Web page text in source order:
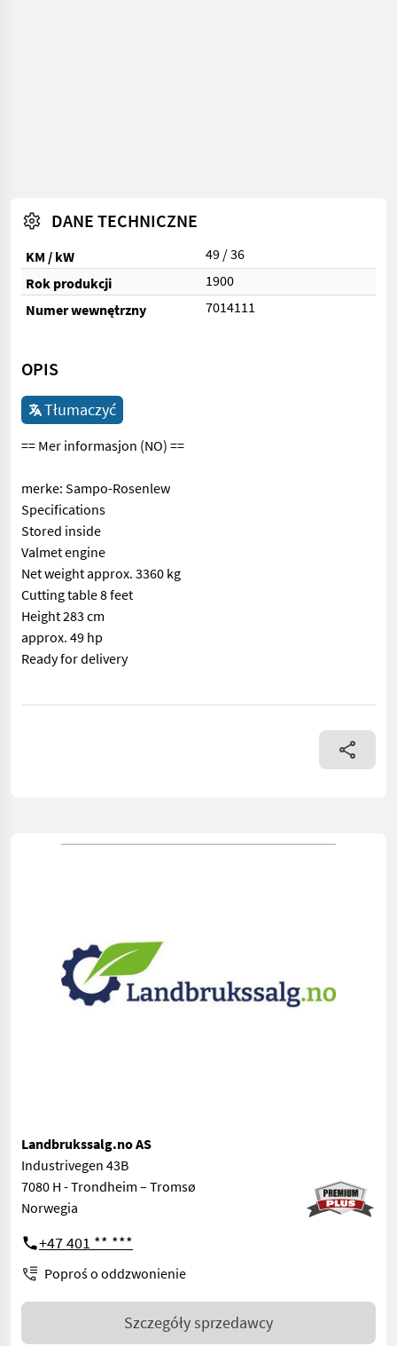
DANE TECHNICZNE
KM / kW
49 / 36
Rok produkcji
1900
Numer wewnętrzny
7014111
OPIS
Tłumaczyć
== Mer informasjon (NO) ==
merke: Sampo-Rosenlew
Specifications
Stored inside
Valmet engine
Net weight approx. 3360 kg
Cutting table 8 feet
Height 283 cm
approx. 49 hp
Ready for delivery
== Mer informasjon (NO) == merke: Sampo-Rosenlew
Landbrukssalg.no AS
Industrivegen 43B
7080 H - Trondheim – Tromsø
Norwegia
+47 401 ** ***
Poproś o oddzwonienie
Szczegóły sprzedawcy